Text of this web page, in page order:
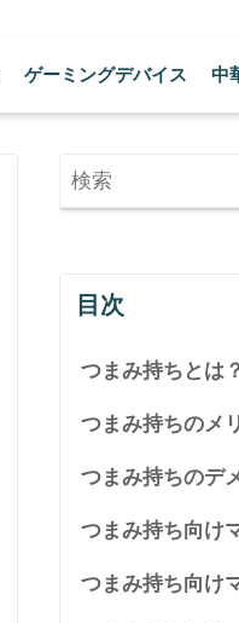
ゲーミングデバイス 中
目次
つまみ持ちとは？
つまみ持ちのメ
つまみ持ちのデ
つまみ持ち向け
つまみ持ち向け